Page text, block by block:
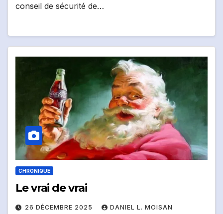
conseil de sécurité de…
CHRONIQUE
Le vrai de vrai
26 DÉCEMBRE 2025 DANIEL L. MOISAN